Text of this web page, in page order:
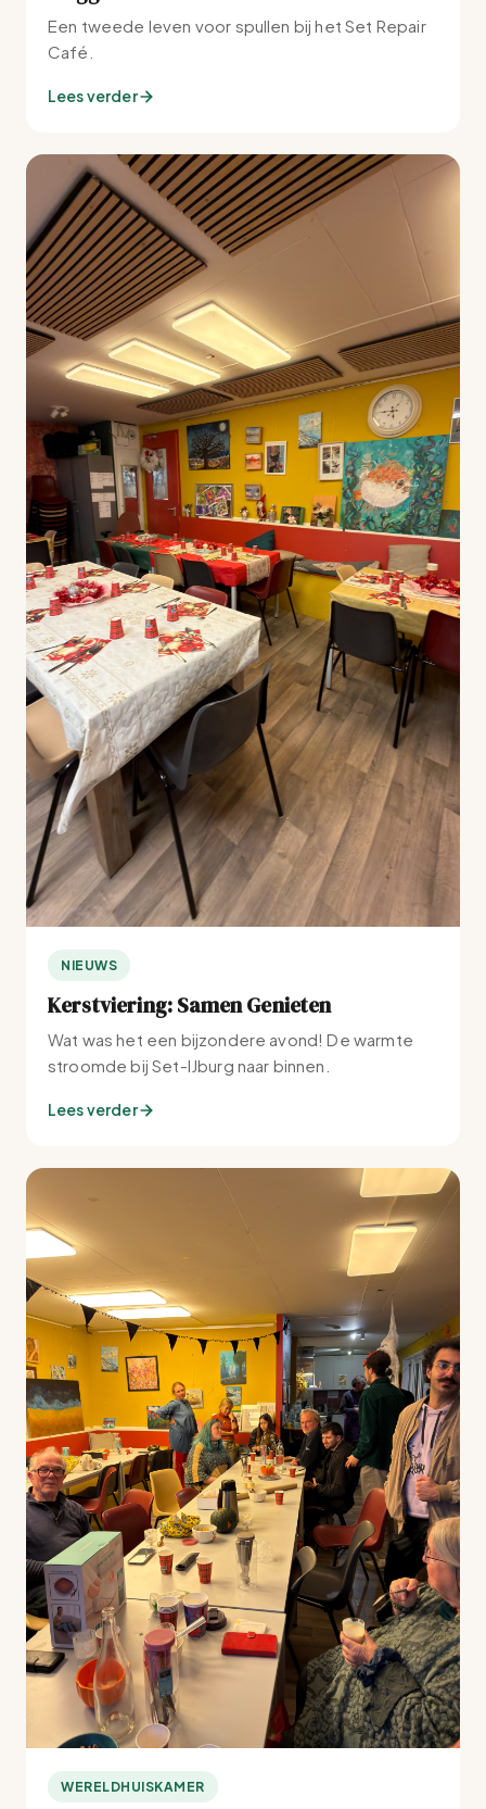
Een tweede leven voor spullen bij het Set Repair
Café.
Lees verder
NIEUWS
Kerstviering: Samen Genieten
Wat was het een bijzondere avond! De warmte
stroomde bij Set-IJburg naar binnen.
Lees verder
WERELDHUISKAMER